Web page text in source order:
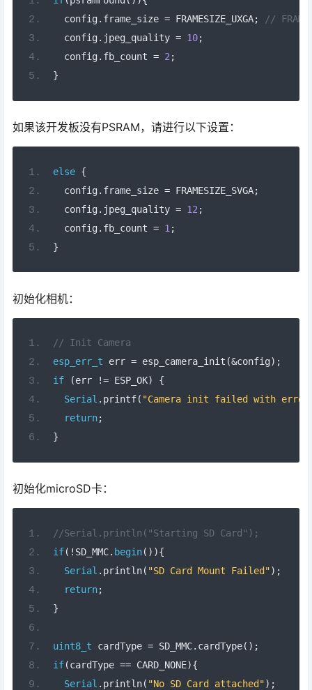
  config
. frame_size = FRAMESIZE_UXGA;
//
  config
. jpeg_quality = 10;
  config
. fb_count = 2;
}
如果该开发板没有PSRAM，请进行以下设置：
else {
  config
. frame_size = FRAMESIZE_SVGA;
  config
. jpeg_quality = 12 ;
  config
. fb_count = 1 ;
}
初始化相机：
// Init Camera
esp_err_t err = esp_camera_init (&config);
if
(err != ESP_OK)
{
Serial . printf( "Camera init failed with error
return;
}
初始化microSD卡：
//Serial.println("Starting SD Card");
if(! SD_MMC. begin()){
Serial . println( "SD Card Mount Failed");
return;
}
uint8_t cardType = SD_MMC. cardType();
if(cardType == CARD_NONE){
Serial . println( "No SD Card attached");